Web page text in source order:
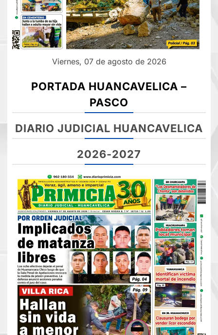
Viernes, 07 de agosto de 2026
PORTADA HUANCAVELICA –
PASCO
DIARIO JUDICIAL HUANCAVELICA
2026-2027